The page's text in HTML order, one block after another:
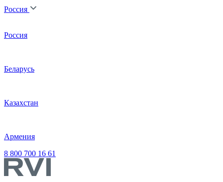
Россия
Россия
Беларусь
Казахстан
Армения
8 800 700 16 61